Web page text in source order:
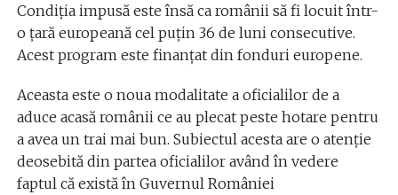
Condiția impusă este însă ca românii să fi locuit într-
o țară europeană cel puțin 36 de luni consecutive.
Acest program este finanțat din fonduri europene.
Aceasta este o noua modalitate a oficialilor de a
aduce acasă românii ce au plecat peste hotare pentru
a avea un trai mai bun. Subiectul acesta are o atenție
deosebită din partea oficialilor având în vedere
faptul că există în Guvernul României